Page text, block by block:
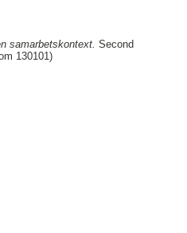
samarbetskontext. Second
130101)